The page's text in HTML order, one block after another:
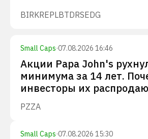
BIRKREPLBTDRSEDG
Small Caps·07.08.2026 16:46
Акции Papa John's
минимума за 14 лет.
инвесторы их
PZZA
Small Caps·07.08.2026 15:30